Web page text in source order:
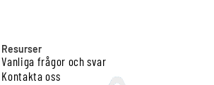
Resurser
Vanliga frågor och svar
Kontakta oss